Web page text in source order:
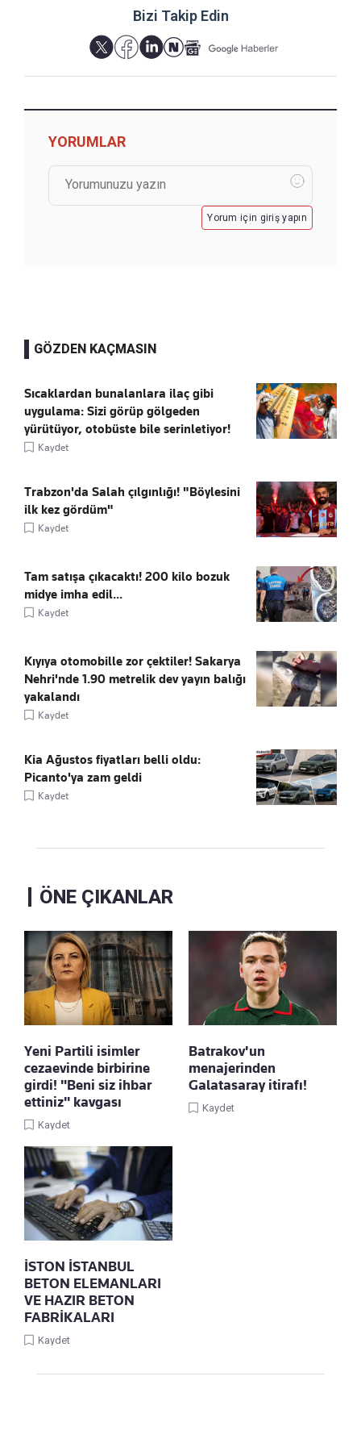
Bizi Takip Edin
YORUMLAR
Yorum için giriş yapın
GÖZDEN KAÇMASIN
Sıcaklardan bunalanlara ilaç gibi
uygulama: Sizi görüp gölgeden
yürütüyor, otobüste bile serinletiyor!
Kaydet
Trabzon'da Salah çılgınlığı! "Böylesini
ilk kez gördüm"
Kaydet
Tam satışa çıkacaktı! 200 kilo bozuk
midye imha edil...
Kaydet
Kıyıya otomobille zor çektiler! Sakarya
Nehri'nde 1.90 metrelik dev yayın balığı
yakalandı
Kaydet
Kia Ağustos fiyatları belli oldu:
Picanto'ya zam geldi
Kaydet
ÖNE ÇIKANLAR
Yeni Partili isimler
cezaevinde birbirine
girdi! "Beni siz ihbar
ettiniz" kavgası
Kaydet
Batrakov'un
menajerinden
Galatasaray itirafı!
Kaydet
İSTON İSTANBUL
BETON ELEMANLARI
VE HAZIR BETON
FABRİKALARI
Kaydet